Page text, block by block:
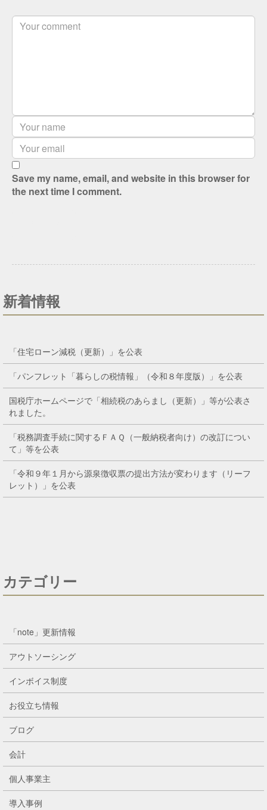
Save my name, email, and website in this browser for
the next time I comment.
新着情報
「住宅ローン減税（更新）」を公表
「パンフレット「暮らしの税情報」（令和８年度版）」を公表
国税庁ホームページで「相続税のあらまし（更新）」等が公表さ
れました。
「税務調査手続に関するＦＡＱ（一般納税者向け）の改訂につい
て」等を公表
「令和９年１月から源泉徴収票の提出方法が変わります（リーフ
レット）」を公表
カテゴリー
「note」更新情報
アウトソーシング
インボイス制度
お役立ち情報
ブログ
会計
個人事業主
導入事例